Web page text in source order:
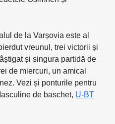
de la Varșovia este al
vreunul, trei victorii și
și singura partidă de
de miercuri, un amical
Vezi și ponturile pentru
de baschet, U-BT